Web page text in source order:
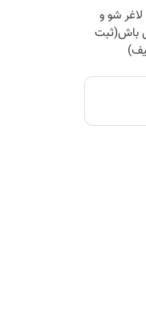
شو و
باش(ثبت